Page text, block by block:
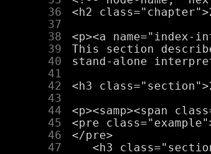
     36
     37
     38
     39
     40
     41
     42
     43
     44
     45
     46
     47